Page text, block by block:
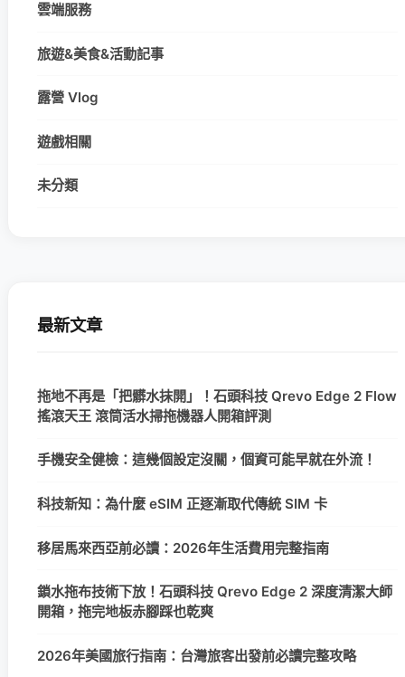
雲端服務
旅遊&美食&活動記事
露營 Vlog
遊戲相關
未分類
最新文章
拖地不再是「把髒水抹開」！石頭科技 Qrevo Edge 2 Flow
搖滾天王 滾筒活水掃拖機器人開箱評測
手機安全健檢：這幾個設定沒關，個資可能早就在外流！
科技新知：為什麼 eSIM 正逐漸取代傳統 SIM 卡
移居馬來西亞前必讀：2026年生活費用完整指南
鎖水拖布技術下放！石頭科技 Qrevo Edge 2 深度清潔大師
開箱，拖完地板赤腳踩也乾爽
2026年美國旅行指南：台灣旅客出發前必讀完整攻略